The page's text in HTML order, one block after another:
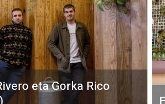
eta Gorka Rico